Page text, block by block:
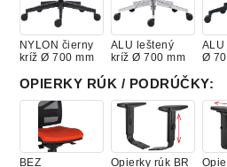
NYLON čierny
kríž Ø 700 mm
ALU leštený
kríž Ø 700 mm
Ø
OPIERKY RÚK / PODRÚČKY:
BEZ
Opierky rúk BR